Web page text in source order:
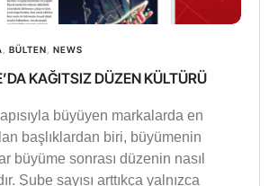
BÜLTEN NEWS
KAĞITSIZ DÜZEN KÜLTÜRÜ
büyüyen markalarda en
başlıklardan biri, büyümenin
büyüme sonrası düzenin nasıl
Şube sayısı arttıkça yalnızca